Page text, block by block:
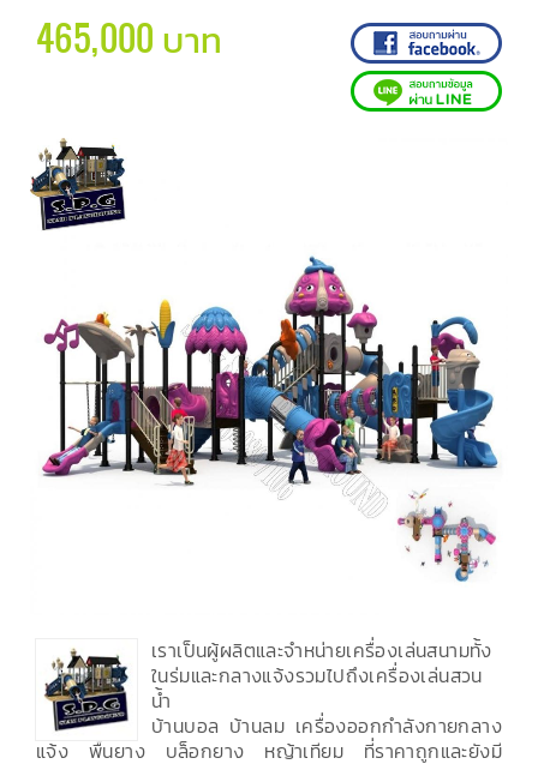
465,000 บาท
เราเป็นผู้ผลิตและจำหน่ายเครื่องเล่นสนามทั้ง
ในร่มและกลางแจ้งรวมไปถึงเครื่องเล่นสวน
น้ำ
บ้านบอล บ้านลม เครื่องออกกำลังกายกลาง
แจ้ง พื้นยาง บล็อกยาง หญ้าเทียม ที่ราคาถูกและยังมี